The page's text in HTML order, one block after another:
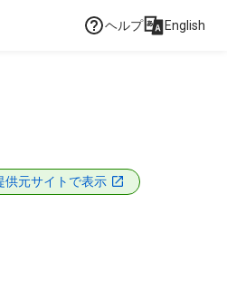
ヘルプ English
供元サイトで表示